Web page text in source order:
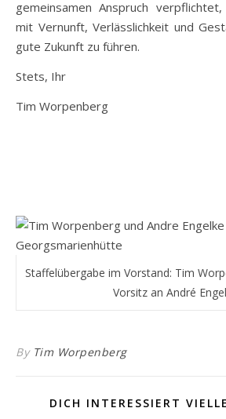
gemeinsamen Anspruch
mit Vernunft, Verlässlichkeit und
gute Zukunft zu führen.
Stets, Ihr
Tim Worpenberg
Staffelübergabe im Vorstand: Tim
Vorsitz an André
By Tim Worpenberg
DICH INTERESSIERT